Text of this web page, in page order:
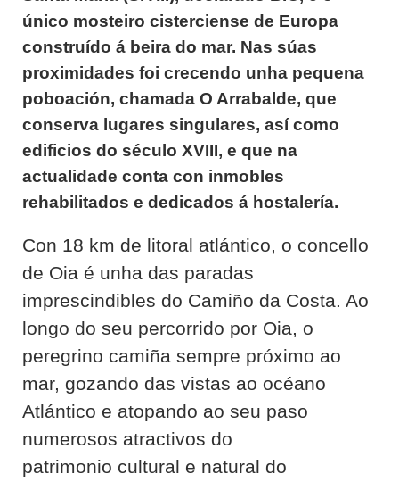
único mosteiro cisterciense de Europa
construído á beira do mar. Nas súas
proximidades foi crecendo unha pequena
poboación, chamada O Arrabalde, que
conserva lugares singulares, así como
edificios do século XVIII, e que na
actualidade conta con inmobles
rehabilitados e dedicados á hostalería.
Con 18 km de litoral atlántico, o concello
de Oia é unha das paradas
imprescindibles do Camiño da Costa. Ao
longo do seu percorrido por Oia, o
peregrino camiña sempre próximo ao
mar, gozando das vistas ao océano
Atlántico e atopando ao seu paso
numerosos atractivos do
patrimonio cultural e natural do